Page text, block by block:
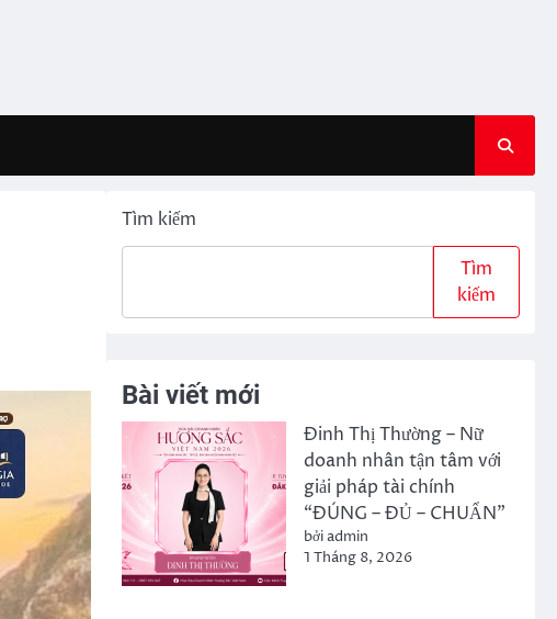
Tìm kiếm
Tìm
kiếm
Bài viết mới
Đinh Thị Thường – Nữ
doanh nhân tận tâm với
giải pháp tài chính
“ĐÚNG – ĐỦ – CHUẨN”
bởi admin
1 Tháng 8, 2026